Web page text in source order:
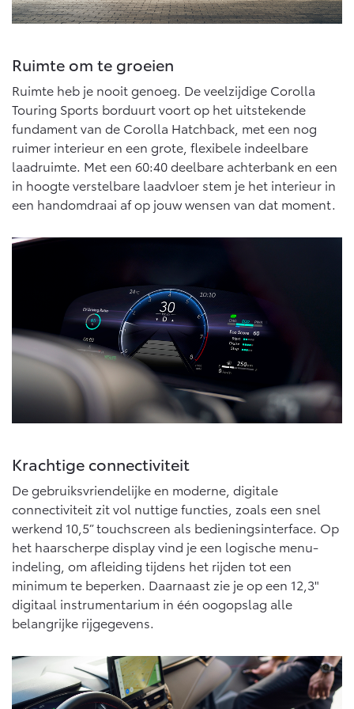
Proace (excl. BTW)
OOK ALS BATTERIJ-
ELEKTRISCH
Vanaf € 37.500,- Vanaf € 55.950,-
Proace Max (excl. BTW)
Vanaf € 46.301,-
Hilux (excl. BTW)
Vanaf € 56.570,-
Land Cruiser (excl. BTW)
Vanaf € 89.986,-
Ruimte om te groeien
Ruimte heb je nooit genoeg. De veelzijdige Corolla
Touring Sports borduurt voort op het uitstekende
fundament van de Corolla Hatchback, met een nog
ruimer interieur en een grote, flexibele indeelbare
laadruimte. Met een 60:40 deelbare achterbank en een
in hoogte verstelbare laadvloer stem je het interieur in
een handomdraai af op jouw wensen van dat moment.
Krachtige connectiviteit
De gebruiksvriendelijke en moderne, digitale
connectiviteit zit vol nuttige functies, zoals een snel
werkend 10,5” touchscreen als bedieningsinterface. Op
het haarscherpe display vind je een logische menu-
indeling, om afleiding tijdens het rijden tot een
minimum te beperken. Daarnaast zie je op een 12,3"
digitaal instrumentarium in één oogopslag alle
belangrijke rijgegevens.